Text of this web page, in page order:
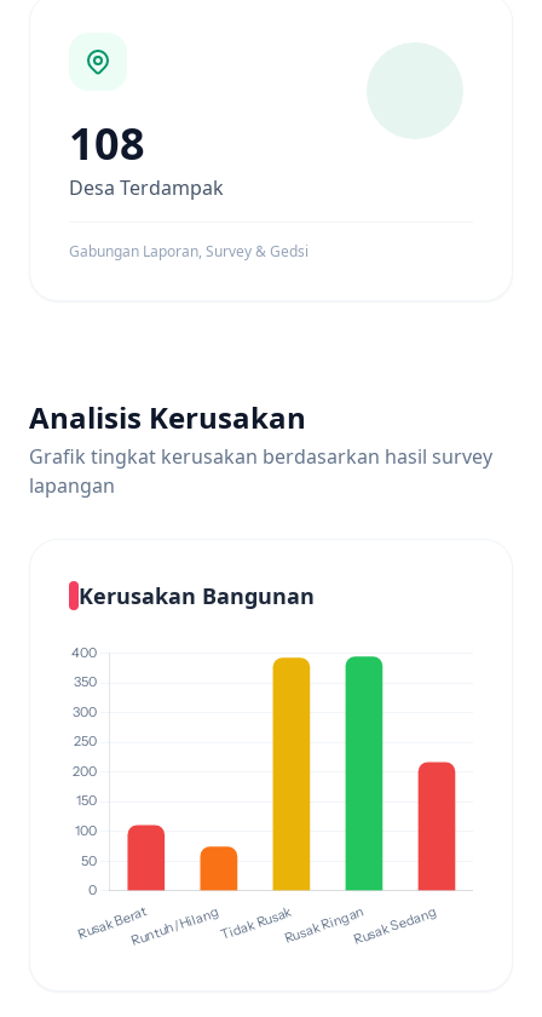
108
Desa Terdampak
Gabungan Laporan, Survey & Gedsi
Analisis Kerusakan
Grafik tingkat kerusakan berdasarkan hasil survey
lapangan
Kerusakan Bangunan